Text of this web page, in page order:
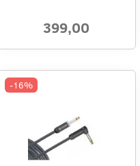
399,00
-16%